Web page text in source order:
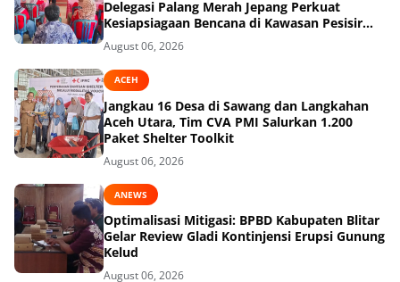
Delegasi Palang Merah Jepang Perkuat
Kesiapsiagaan Bencana di Kawasan Pesisir
dan Sekolah
August 06, 2026
ACEH
Jangkau 16 Desa di Sawang dan Langkahan
Aceh Utara, Tim CVA PMI Salurkan 1.200
Paket Shelter Toolkit
August 06, 2026
ANEWS
Optimalisasi Mitigasi: BPBD Kabupaten Blitar
Gelar Review Gladi Kontinjensi Erupsi Gunung
Kelud
August 06, 2026